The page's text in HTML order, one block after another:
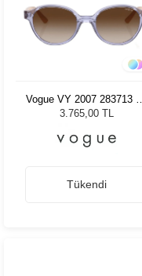
Vogue VY 2007 283713 45
Kadın Güneş Gözlüğü
3.765,00 TL
Tükendi